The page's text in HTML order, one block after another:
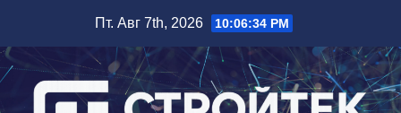
содержимому
Пт. Авг 7th, 2026 10:06:35 PM